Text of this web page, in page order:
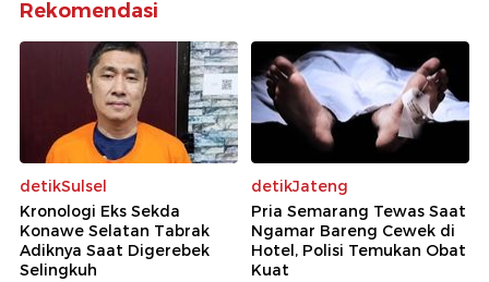
Rekomendasi
detikSulsel
Kronologi Eks Sekda
Konawe Selatan Tabrak
Adiknya Saat Digerebek
Selingkuh
detikJateng
Pria Semarang Tewas Saat
Ngamar Bareng Cewek di
Hotel, Polisi Temukan Obat
Kuat